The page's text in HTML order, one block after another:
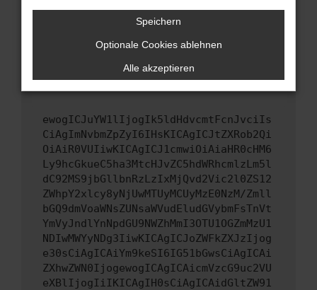
Wende dich an den Webseitenbetreiber.
Wenn du alle oben genannten Schritte versucht
hast, kontaktiere uns bitte. Wir werden
versuchen, das Problem zu beheben. Du kannst
uns diesen Text schicken, um uns bei der
ewogICJuYW1lIjogIk5ldHdvcmtFcnJvciIs
CiAgImNvbmZpZyI6IHsKICAgICJtZXRob2Qi
OiAiR0VUIiwKICAgICJ1cmwiOiAiaHR0cHM6
Ly9hcGkueC5ha3MtcHJvZC5hdWRhcmlzLm5l
dC92MS9jbGllbnRzLzIxMjQvd2Vic2l0ZS12
ZWhpY2xlcy8yNjUwMTUyMCUyMzE0NzM/Zmll
bGQ9dmVoaWNsZUNsaWVudEludGVybmFsTnVt
YmVyJndlYnNpdGU9NWZhMmI3OTU1OGZmMzU1
NDIwMWYyNDg3IiwKICAgICJoZWFkZXJzIjog
e30sCiAgICAiYm9keSI6IG51bGwsCiAgICAi
ZXhwZWN0IjogewogICAgICAicmVzcG9uc2VU
eXBlIjogIiIKICAgIH0sCiAgICAidGltZW91
Speichern
Optionale Cookies ablehnen
Alle akzeptieren